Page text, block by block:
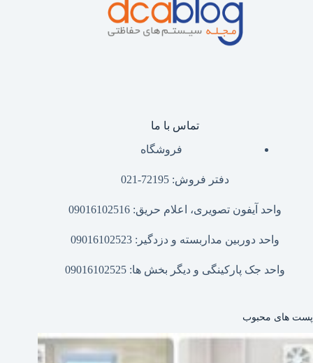
تماس با ما
فروشگاه
دفتر فروش: 72195-021
واحد آیفون تصویری، اعلام حریق: 09016102516
واحد دوربین مداربسته و دزدگیر: 09016102523
واحد جک پارکینگی و دیگر بخش ها: 09016102525
پست های محبوب